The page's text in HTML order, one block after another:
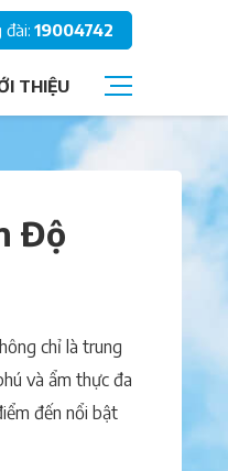
đài: 19004742
THIỆU
Độ
chỉ là trung
và ẩm thực đa
đến nổi bật